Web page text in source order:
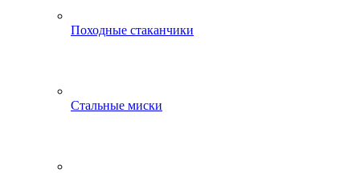
Походные стаканчики
Стальные миски